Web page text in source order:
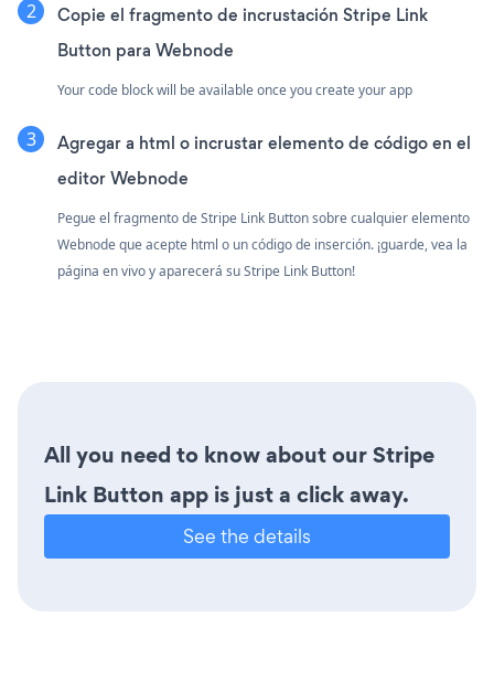
Copie el fragmento de incrustación Stripe Link
Button para Webnode
Your code block will be available once you create your app
Agregar a html o incrustar elemento de código en el
editor Webnode
Pegue el fragmento de Stripe Link Button sobre cualquier elemento
Webnode que acepte html o un código de inserción. ¡guarde, vea la
página en vivo y aparecerá su Stripe Link Button!
All you need to know about our Stripe
Link Button app is just a click away.
See the details